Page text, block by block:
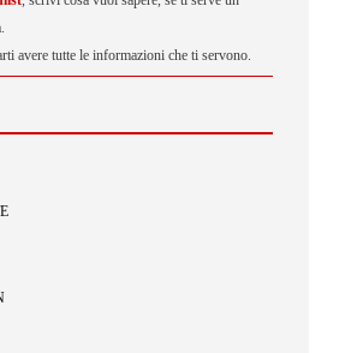
avere tutte le informazioni che ti servono.